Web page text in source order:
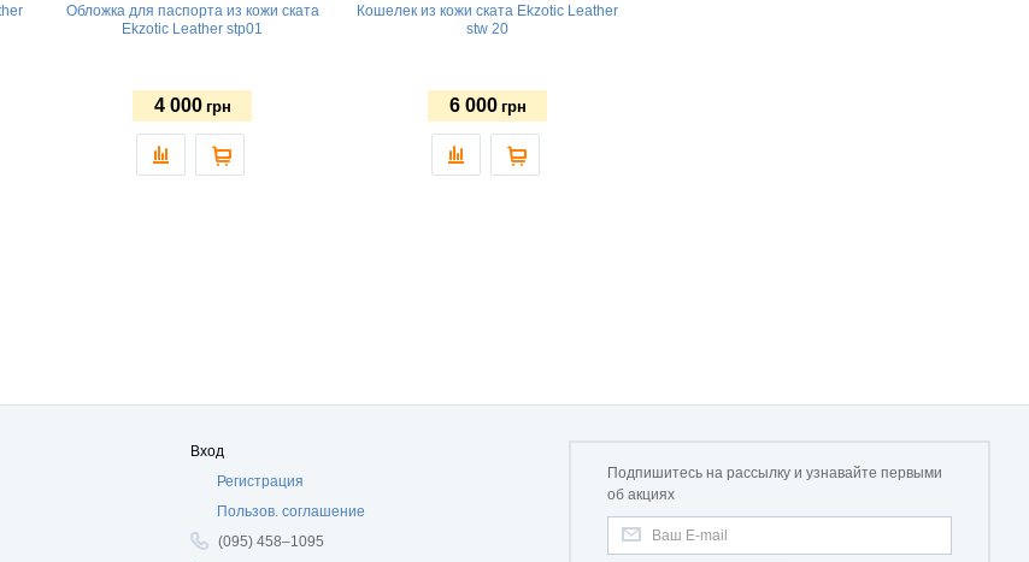
Обложка для паспорта из кожи ската
Ekzotic Leather stp01
4 000 грн
Кошелек из кожи ската Ekzotic Leather
stw 20
6 000 грн
Вход
Регистрация
Пользов. соглашение
(095) 458–1095
Подпишитесь на рассылку и узнавайте первыми
об акциях